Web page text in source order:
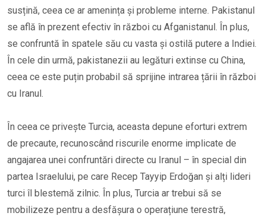
susțină, ceea ce ar amenința și probleme interne. Pakistanul
se află în prezent efectiv în război cu Afganistanul. În plus,
se confruntă în spatele său cu vasta și ostilă putere a Indiei.
În cele din urmă, pakistanezii au legături extinse cu China,
ceea ce este puțin probabil să sprijine intrarea țării în război
cu Iranul.
În ceea ce privește Turcia, aceasta depune eforturi extrem
de precaute, recunoscând riscurile enorme implicate de
angajarea unei confruntări directe cu Iranul – în special din
partea Israelului, pe care Recep Tayyip Erdoğan și alți lideri
turci îl blestemă zilnic. În plus, Turcia ar trebui să se
mobilizeze pentru a desfășura o operațiune terestră,